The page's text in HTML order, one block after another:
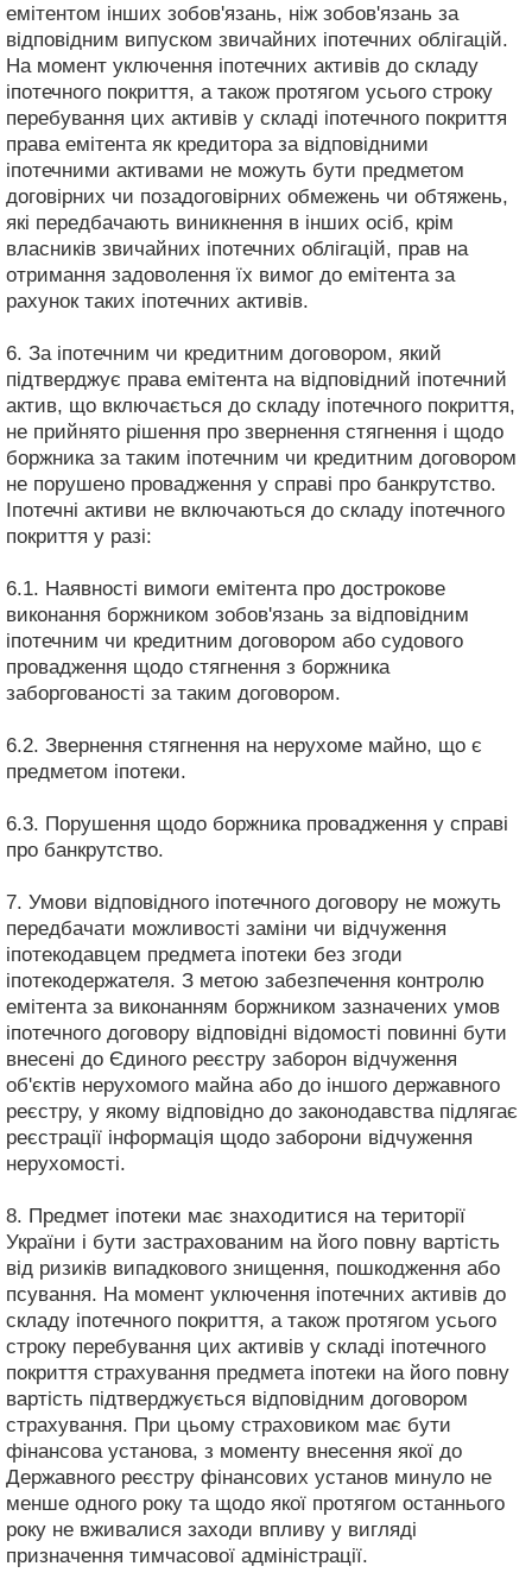
емітентом інших зобов'язань, ніж зобов'язань за
відповідним випуском звичайних іпотечних облігацій.
На момент уключення іпотечних активів до складу
іпотечного покриття, а також протягом усього строку
перебування цих активів у складі іпотечного покриття
права емітента як кредитора за відповідними
іпотечними активами не можуть бути предметом
договірних чи позадоговірних обмежень чи обтяжень,
які передбачають виникнення в інших осіб, крім
власників звичайних іпотечних облігацій, прав на
отримання задоволення їх вимог до емітента за
рахунок таких іпотечних активів.
6. За іпотечним чи кредитним договором, який
підтверджує права емітента на відповідний іпотечний
актив, що включається до складу іпотечного покриття,
не прийнято рішення про звернення стягнення і щодо
боржника за таким іпотечним чи кредитним договором
не порушено провадження у справі про банкрутство.
Іпотечні активи не включаються до складу іпотечного
покриття у разі:
6.1. Наявності вимоги емітента про дострокове
виконання боржником зобов'язань за відповідним
іпотечним чи кредитним договором або судового
провадження щодо стягнення з боржника
заборгованості за таким договором.
6.2. Звернення стягнення на нерухоме майно, що є
предметом іпотеки.
6.3. Порушення щодо боржника провадження у справі
про банкрутство.
7. Умови відповідного іпотечного договору не можуть
передбачати можливості заміни чи відчуження
іпотекодавцем предмета іпотеки без згоди
іпотекодержателя. З метою забезпечення контролю
емітента за виконанням боржником зазначених умов
іпотечного договору відповідні відомості повинні бути
внесені до Єдиного реєстру заборон відчуження
об'єктів нерухомого майна або до іншого державного
реєстру, у якому відповідно до законодавства підлягає
реєстрації інформація щодо заборони відчуження
нерухомості.
8. Предмет іпотеки має знаходитися на території
України і бути застрахованим на його повну вартість
від ризиків випадкового знищення, пошкодження або
псування. На момент уключення іпотечних активів до
складу іпотечного покриття, а також протягом усього
строку перебування цих активів у складі іпотечного
покриття страхування предмета іпотеки на його повну
вартість підтверджується відповідним договором
страхування. При цьому страховиком має бути
фінансова установа, з моменту внесення якої до
Державного реєстру фінансових установ минуло не
менше одного року та щодо якої протягом останнього
року не вживалися заходи впливу у вигляді
призначення тимчасової адміністрації.